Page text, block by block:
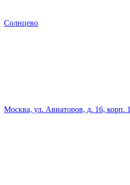
Солнцево
Москва, ул. Авиаторов, д. 16, корп. 1